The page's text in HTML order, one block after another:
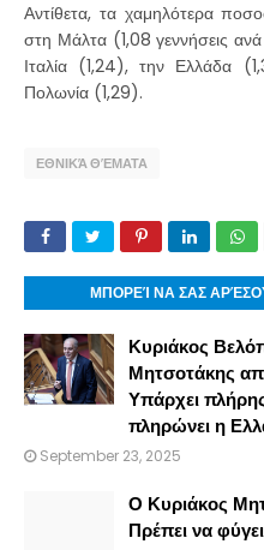
Αντίθετα, τα χαμηλότερα
στη Μάλτα (1,08 γεννήσεις
Ιταλία (1,24), την Ελλάδα
Πολωνία (1,29).
ΕΘΝΙΚΆ ΘΈΜΑΤΑ
ΜΠΟΡΕΊ ΝΑ ΣΑΣ
Κυριάκος
Μητσοτάκης
Υπάρχει
πληρώνει η
September 23, 2025
Ο Κυριάκος
Πρέπει να